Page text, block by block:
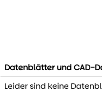
Datenblätter und CAD-
Leider sind keine